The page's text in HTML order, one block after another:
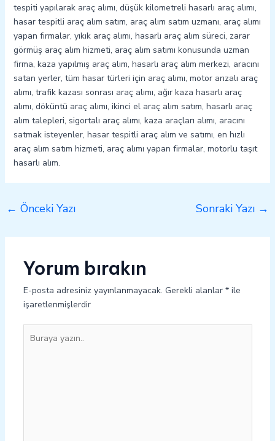
tespiti yapılarak araç alımı, düşük kilometreli hasarlı araç alımı,
hasar tespitli araç alım satım, araç alım satım uzmanı, araç alımı
yapan firmalar, yıkık araç alımı, hasarlı araç alım süreci, zarar
görmüş araç alım hizmeti, araç alım satımı konusunda uzman
firma, kaza yapılmış araç alım, hasarlı araç alım merkezi, aracını
satan yerler, tüm hasar türleri için araç alımı, motor arızalı araç
alımı, trafik kazası sonrası araç alımı, ağır kaza hasarlı araç
alımı, döküntü araç alımı, ikinci el araç alım satım, hasarlı araç
alım talepleri, sigortalı araç alımı, kaza araçları alımı, aracını
satmak isteyenler, hasar tespitli araç alım ve satımı, en hızlı
araç alım satım hizmeti, araç alımı yapan firmalar, motorlu taşıt
hasarlı alım.
← Önceki Yazı Sonraki Yazı →
Yorum bırakın
E-posta adresiniz yayınlanmayacak. Gerekli alanlar *ile
işaretlenmişlerdir
yazın..